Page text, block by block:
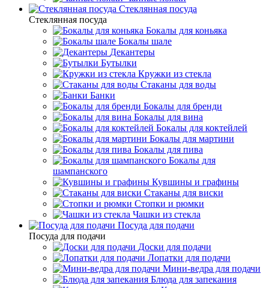
Стеклянная посуда
Стеклянная посуда
Бокалы для коньяка
Бокалы шале
Декантеры
Бутылки
Кружки из стекла
Стаканы для воды
Банки
Бокалы для бренди
Бокалы для вина
Бокалы для коктейлей
Бокалы для мартини
Бокалы для пива
Бокалы для
шампанского
Кувшины и графины
Стаканы для виски
Стопки и рюмки
Чашки из стекла
Посуда для подачи
Посуда для подачи
Доски для подачи
Лопатки для подачи
Мини-ведра для подачи
Блюда для запекания